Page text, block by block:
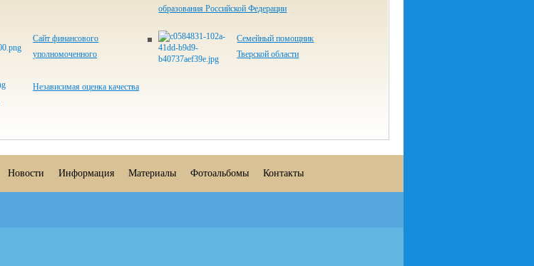
образования Российской Федерации
Сайт финансового
уполномоченного
Семейный помощник
Тверской области
Независимая оценка качества
Новости Информация Материалы Фотоальбомы Контакты